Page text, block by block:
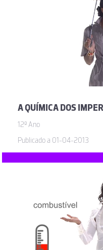
A QUÍMICA DOS
12º Ano
Publicado a 01-04-2013